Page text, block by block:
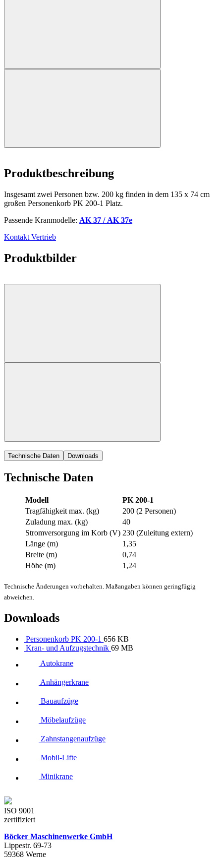
Produktbeschreibung
Insgesamt zwei Personen bzw. 200 kg finden in dem 135 x 74 cm
großen Personenkorb PK 200-1 Platz.
Passende Kranmodelle: AK 37 / AK 37e
Kontakt Vertrieb
Produktbilder
Technische Daten Downloads
Technische Daten
Modell
PK 200-1
Tragfähigkeit max. (kg)
200 (2 Personen)
Zuladung max. (kg)
40
Stromversorgung im Korb (V) 230 (Zuleitung extern)
Länge (m)
1,35
Breite (m)
0,74
Höhe (m)
1,24
Technische Änderungen vorbehalten. Maßangaben können geringfügig
abweichen.
Downloads
Personenkorb PK 200-1 656 KB
Kran- und Aufzugstechnik 69 MB
Autokrane
Anhängerkrane
Bauaufzüge
Möbelaufzüge
Zahnstangenaufzüge
Mobil-Lifte
Minikrane
ISO 9001
zertifiziert
Böcker Maschinenwerke GmbH
Lippestr. 69-73
59368 Werne